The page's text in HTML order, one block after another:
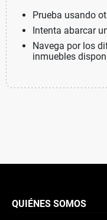
Prueba usando
Intenta abarcar
Navega por los
inmuebles
QUIÉNES SOMOS